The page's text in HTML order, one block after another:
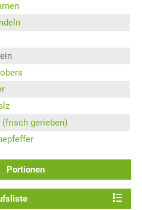
(frisch gerieben)
Portionen